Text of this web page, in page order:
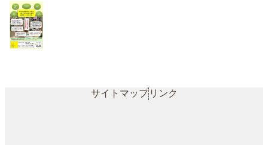
サイトマップリンク